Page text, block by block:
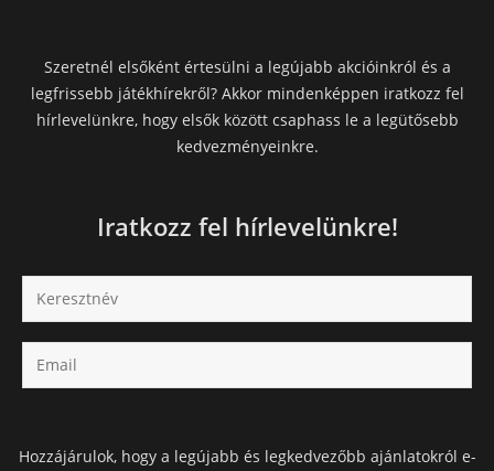
Szeretnél elsőként értesülni a legújabb akcióinkról és a
legfrissebb játékhírekről? Akkor mindenképpen iratkozz fel
hírlevelünkre, hogy elsők között csaphass le a legütősebb
kedvezményeinkre.
Iratkozz fel hírlevelünkre!
Hozzájárulok, hogy a legújabb és legkedvezőbb ajánlatokról e-